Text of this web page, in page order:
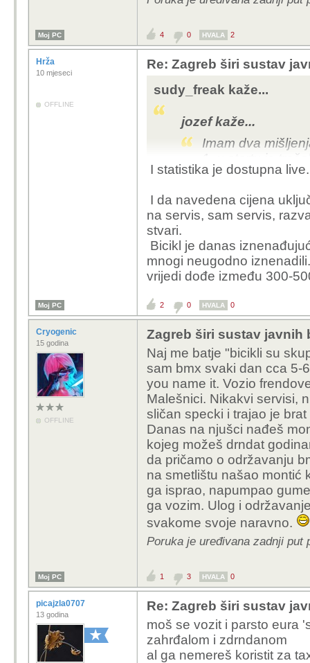
Moj PC 4 0 HVALA 2
Hrža
10 mjeseci
OFFLINE
Re: Zagreb širi sustav
sudy_freak kaže...
jozef kaže...
Imam dva
1. u startu je
bicikli iz Kine su
su 110-120
bolji ali ne toliko
i u drugim
U Berlinu nakon
usluga gotovo da
vožnji po pola
uslugu samo htio
koristiti u
prihvaćaju
za jednu vožnju,
1. mislim da možemo
nabave bicikala".
kako su se svi
Tih 6k € NIJE cijena
jednog bicikla za
Ajmo barem pokušati
2. oko ovoga bih se
te tom višom cijenom
osjetno višu količinu
Mogao bih se složiti
A o stvarnom
da se usluga itekako
Jutarnji list - FOTO
biciklima masovno
I statistika je dostupna
I da navedena cijena
na servis, sam servis,
stvari.
Bicikl je danas
mnogi neugodno
vrijedi dođe između 300-
Moj PC 2 0 HVALA 0
Cryogenic
15 godina
OFFLINE
Zagreb širi sustav javnih
Naj me batje "bicikli su
sam bmx svaki dan cca 5-
you name it. Vozio
Malešnici. Nikakvi servisi,
sličan specki i trajao je
Danas na njušci nađeš
kojeg možeš drndat
da pričamo o održavanju
na smetlištu našao montić
ga isprao, napumpao
ga vozim. Ulog i
svakome svoje naravno.
Poruka je uređivana zadnji put
Moj PC 1 3 HVALA 0
picajzla0707
13 godina
Re: Zagreb širi sustav
moš se vozit i parsto eura
zahrđalom i zdrndanom
al ga nemereš koristit za